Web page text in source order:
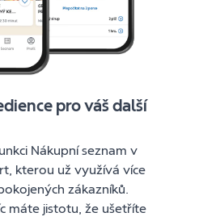
pro váš další
Nákupní seznam v
kterou už využívá více
zákazníků.
máte jistotu, že ušetříte